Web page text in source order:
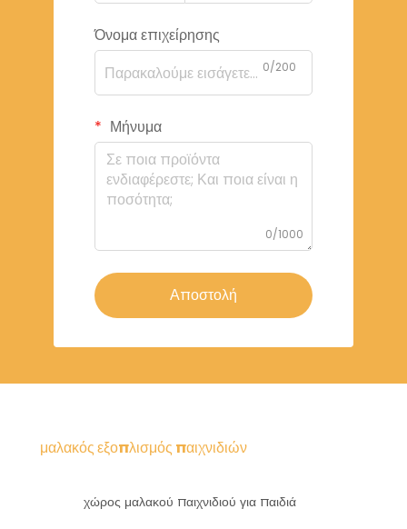
Όνομα επιχείρησης
0/200
Μήνυμα
0/1000
Αποστολή
μαλακός εξοπλισμός παιχνιδιών
χώρος μαλακού παιχνιδιού για παιδιά